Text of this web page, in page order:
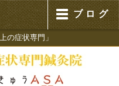
ブログ
の症状専門」